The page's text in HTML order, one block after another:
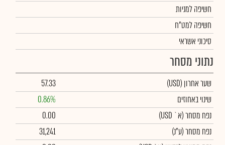
חשיפה למניות
חשיפה למט"ח
סיכוני אשראי
נתוני מסחר
שער אחרון (USD)
57.33
שינוי באחוזים
0.86%
נפח מסחר(א` USD)
0.00
נפח מסחר(ע"נ)
31,241